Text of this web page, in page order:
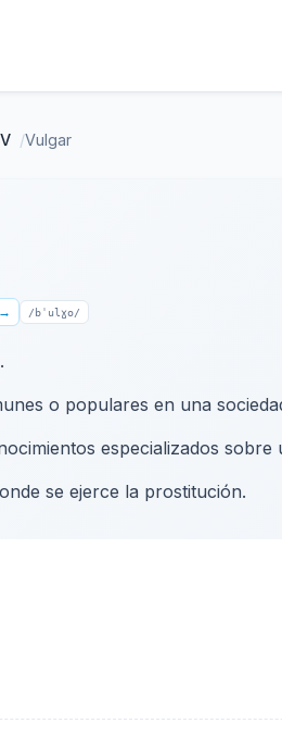
V /Vulgar
/bˈulɣo/
o populares en una
especializados sobre
se ejerce la prostitución.